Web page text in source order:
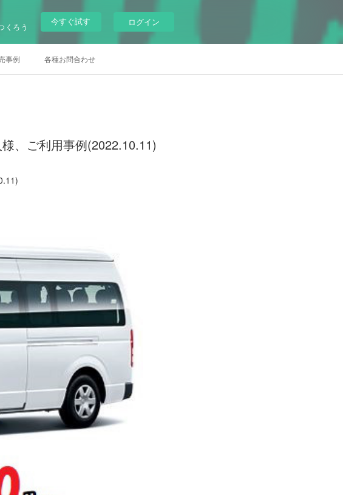
くろう
今すぐ試す ログイン
事例 各種お問合わせ
、ご利用事例(2022.10.11)